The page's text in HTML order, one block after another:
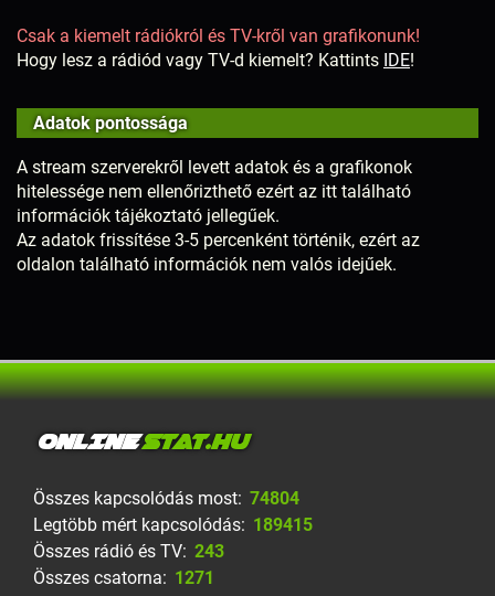
Csak a kiemelt rádiókról és TV-kről van grafikonunk!
Hogy lesz a rádiód vagy TV-d kiemelt? Kattints IDE!
Adatok pontossága
A stream szerverekről levett adatok és a grafikonok
hitelessége nem ellenőrizthető ezért az itt található
információk tájékoztató jellegűek.
Az adatok frissítése 3-5 percenként történik, ezért az
oldalon található információk nem valós idejűek.
ONLINESTAT.HU
Összes kapcsolódás most: 74804
Legtöbb mért kapcsolódás: 189415
Összes rádió és TV: 243
Összes csatorna: 1271